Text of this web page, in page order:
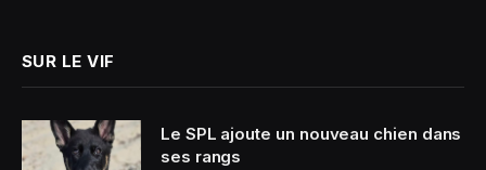
SUR LE VIF
Le SPL ajoute un nouveau chien dans
ses rangs